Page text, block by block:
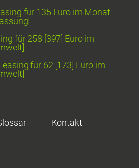
für 135 Euro im Monat
für 258 [397] Euro im
für 62 [173] Euro im
Kontakt